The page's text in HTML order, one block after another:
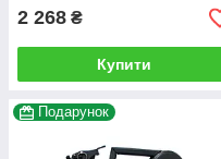
2 268 ₴
Купити
Подарунок